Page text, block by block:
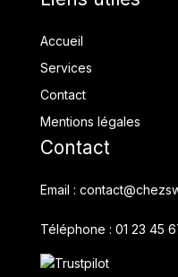
Accueil
Services
Contact
Mentions légales
Contact
Email :
Téléphone : 01 23 45